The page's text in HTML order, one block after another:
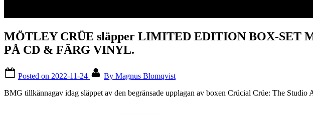
MÖTLEY CRÜE släpper LIMITED EDITION BOX-SET
PÅ CD & FÄRG VINYL.
Posted on 2022-11-24 By Magnus Blomqvist
BMG tillkännagav idag släppet av den begränsade upplagan av boxen Crücial Crüe: The